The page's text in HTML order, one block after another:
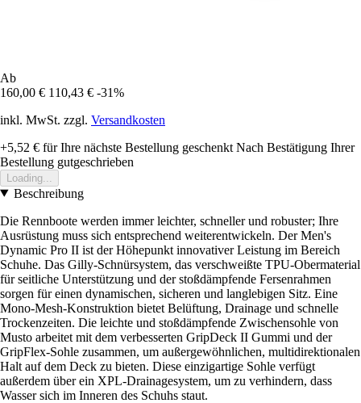
Ab
160,00 € 110,43 € -31%
inkl. MwSt. zzgl. Versandkosten
+5,52 € für Ihre nächste Bestellung geschenkt Nach Bestätigung Ihrer
Bestellung gutgeschrieben
Loading...
Beschreibung
Die Rennboote werden immer leichter, schneller und robuster; Ihre
Ausrüstung muss sich entsprechend weiterentwickeln. Der Men's
Dynamic Pro II ist der Höhepunkt innovativer Leistung im Bereich
Schuhe. Das Gilly-Schnürsystem, das verschweißte TPU-Obermaterial
für seitliche Unterstützung und der stoßdämpfende Fersenrahmen
sorgen für einen dynamischen, sicheren und langlebigen Sitz. Eine
Mono-Mesh-Konstruktion bietet Belüftung, Drainage und schnelle
Trockenzeiten. Die leichte und stoßdämpfende Zwischensohle von
Musto arbeitet mit dem verbesserten GripDeck II Gummi und der
GripFlex-Sohle zusammen, um außergewöhnlichen, multidirektionalen
Halt auf dem Deck zu bieten. Diese einzigartige Sohle verfügt
außerdem über ein XPL-Drainagesystem, um zu verhindern, dass
Wasser sich im Inneren des Schuhs staut.